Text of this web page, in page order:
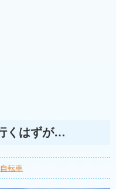
くはずが…
自転車